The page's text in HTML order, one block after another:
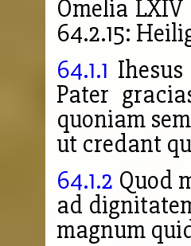
Omelia LXIV
64.2.15:
64.1.1
Pater
quoniam
ut credant
64.1.2 Quod
ad
magnum